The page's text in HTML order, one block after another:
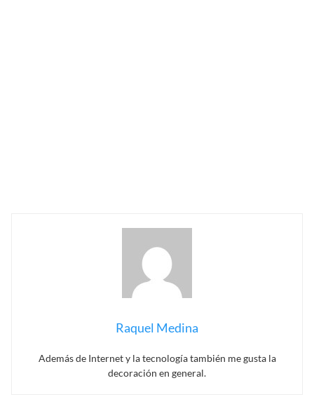
Raquel Medina
Además de Internet y la tecnología también me gusta la
decoración en general.